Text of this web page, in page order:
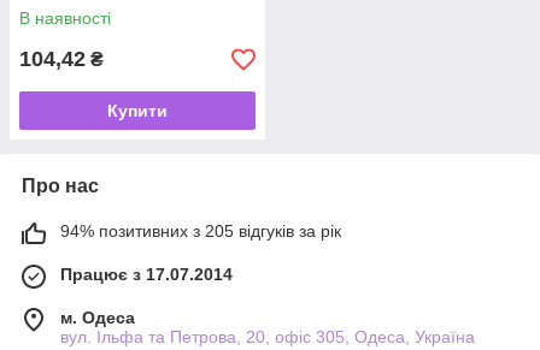
В наявності
104,42 ₴
Купити
Про нас
94% позитивних з 205 відгуків за рік
Працює з 17.07.2014
м. Одеса
вул. Ільфа та Петрова, 20, офіс 305, Одеса, Україна